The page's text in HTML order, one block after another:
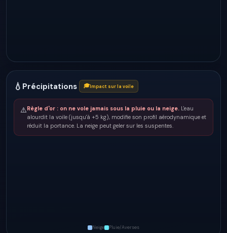
💧 Précipitations 🎓Impact sur la voile
⚠️Règle d'or : on ne vole jamais sous la pluie ou la neige. L'eau
alourdit la voile (jusqu'à +5 kg), modifie son profil aérodynamique et
réduit la portance. La neige peut geler sur les suspentes.
Neige Pluie/Averses